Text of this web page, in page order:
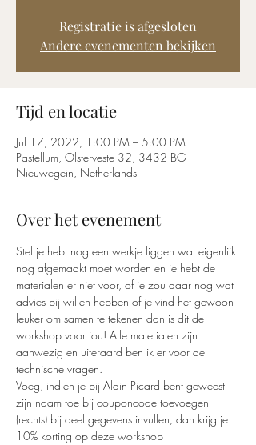
Registratie is afgesloten
Andere evenementen bekijken
Tijd en locatie
Jul 17, 2022, 1:00 PM – 5:00 PM
Pastellum, Olsterveste 32, 3432 BG
Nieuwegein, Netherlands
Over het evenement
Stel je hebt nog een werkje liggen wat eigenlijk
nog afgemaakt moet worden en je hebt de
materialen er niet voor, of je zou daar nog wat
advies bij willen hebben of je vind het gewoon
leuker om samen te tekenen dan is dit de
workshop voor jou! Alle materialen zijn
aanwezig en uiteraard ben ik er voor de
technische vragen.
Voeg, indien je bij Alain Picard bent geweest
zijn naam toe bij couponcode toevoegen
(rechts) bij deel gegevens invullen, dan krijg je
10% korting op deze workshop